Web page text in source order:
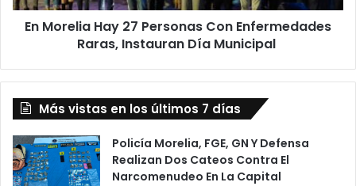
Instauran
DíaEn Morelia Hay 27 Personas Con Enfermedades
Raras, Instauran Día Municipal
Más vistas en los últimos 7 días
Policía Morelia, FGE, GN Y Defensa
Realizan Dos Cateos Contra El
Narcomenudeo En La Capital